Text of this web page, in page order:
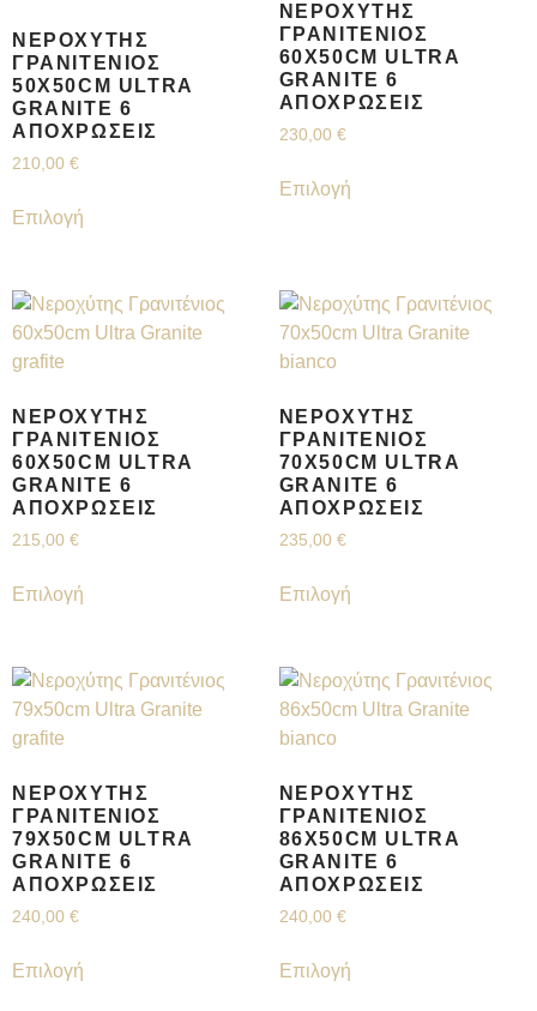
ΝΕΡΟΧΎΤΗΣ
ΓΡΑΝΙΤΈΝΙΟΣ
50X50CM ULTRA
GRANITE 6
ΑΠΟΧΡΏΣΕΙΣ
210,00 €
Επιλογή
ΝΕΡΟΧΎΤΗΣ
ΓΡΑΝΙΤΈΝΙΟΣ
60X50CM ULTRA
GRANITE 6
ΑΠΟΧΡΏΣΕΙΣ
230,00 €
Επιλογή
ΝΕΡΟΧΎΤΗΣ
ΓΡΑΝΙΤΈΝΙΟΣ
60X50CM ULTRA
GRANITE 6
ΑΠΟΧΡΏΣΕΙΣ
215,00 €
Επιλογή
ΝΕΡΟΧΎΤΗΣ
ΓΡΑΝΙΤΈΝΙΟΣ
70X50CM ULTRA
GRANITE 6
ΑΠΟΧΡΏΣΕΙΣ
235,00 €
Επιλογή
ΝΕΡΟΧΎΤΗΣ
ΓΡΑΝΙΤΈΝΙΟΣ
79X50CM ULTRA
GRANITE 6
ΑΠΟΧΡΏΣΕΙΣ
240,00 €
Επιλογή
ΝΕΡΟΧΎΤΗΣ
ΓΡΑΝΙΤΈΝΙΟΣ
86X50CM ULTRA
GRANITE 6
ΑΠΟΧΡΏΣΕΙΣ
240,00 €
Επιλογή